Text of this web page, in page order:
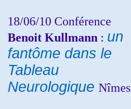
18/06/10 Conférence
Benoit Kullmann : un
fantôme dans le
Tableau
Neurologique Nîmes